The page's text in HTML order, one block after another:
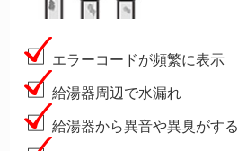
エラーコードが頻繁に表示
給湯器周辺で水漏れ
給湯器から異音や異臭がする